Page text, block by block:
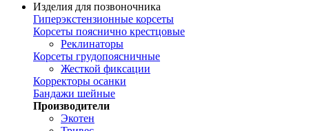
Изделия для позвоночника
Гиперэкстензионные корсеты
Корсеты пояснично крестцовые
Реклинаторы
Корсеты грудопоясничные
Жесткой фиксации
Корректоры осанки
Бандажи шейные
Производители
Экотен